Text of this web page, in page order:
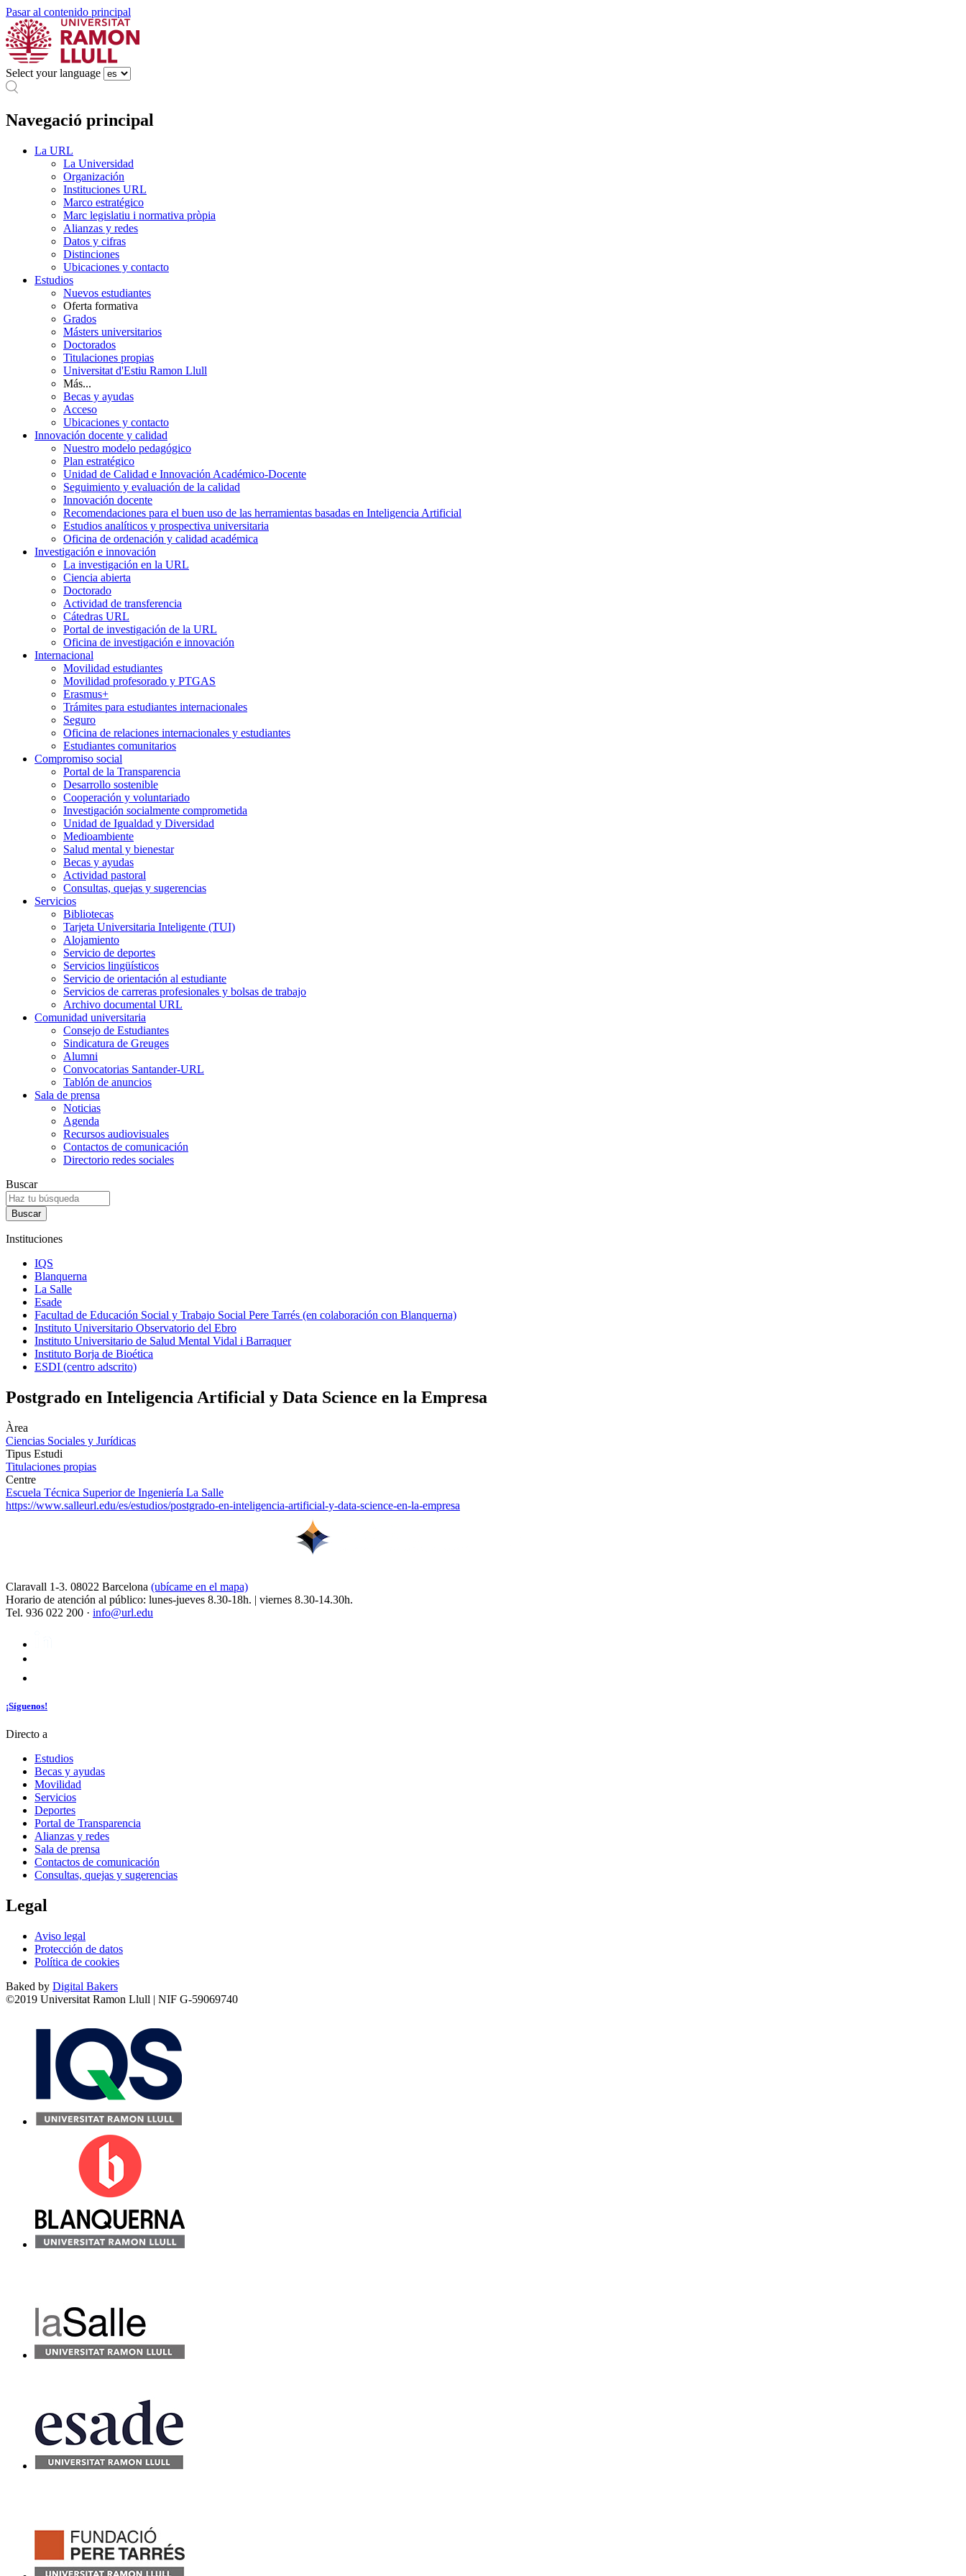
Pasar al contenido principal
Select your language
Navegació principal
La URL
La Universidad
Organización
Instituciones URL
Marco estratégico
Marc legislatiu i normativa pròpia
Alianzas y redes
Datos y cifras
Distinciones
Ubicaciones y contacto
Estudios
Nuevos estudiantes
Oferta formativa
Grados
Másters universitarios
Doctorados
Titulaciones propias
Universitat d'Estiu Ramon Llull
Más...
Becas y ayudas
Acceso
Ubicaciones y contacto
Innovación docente y calidad
Nuestro modelo pedagógico
Plan estratégico
Unidad de Calidad e Innovación Académico-Docente
Seguimiento y evaluación de la calidad
Innovación docente
Recomendaciones para el buen uso de las herramientas basadas en Inteligencia Artificial
Estudios analíticos y prospectiva universitaria
Oficina de ordenación y calidad académica
Investigación e innovación
La investigación en la URL
Ciencia abierta
Doctorado
Actividad de transferencia
Cátedras URL
Portal de investigación de la URL
Oficina de investigación e innovación
Internacional
Movilidad estudiantes
Movilidad profesorado y PTGAS
Erasmus+
Trámites para estudiantes internacionales
Seguro
Oficina de relaciones internacionales y estudiantes
Estudiantes comunitarios
Compromiso social
Portal de la Transparencia
Desarrollo sostenible
Cooperación y voluntariado
Investigación socialmente comprometida
Unidad de Igualdad y Diversidad
Medioambiente
Salud mental y bienestar
Becas y ayudas
Actividad pastoral
Consultas, quejas y sugerencias
Servicios
Bibliotecas
Tarjeta Universitaria Inteligente (TUI)
Alojamiento
Servicio de deportes
Servicios lingüísticos
Servicio de orientación al estudiante
Servicios de carreras profesionales y bolsas de trabajo
Archivo documental URL
Comunidad universitaria
Consejo de Estudiantes
Sindicatura de Greuges
Alumni
Convocatorias Santander-URL
Tablón de anuncios
Sala de prensa
Noticias
Agenda
Recursos audiovisuales
Contactos de comunicación
Directorio redes sociales
Buscar
Instituciones
IQS
Blanquerna
La Salle
Esade
Facultad de Educación Social y Trabajo Social Pere Tarrés (en colaboración con Blanquerna)
Instituto Universitario Observatorio del Ebro
Instituto Universitario de Salud Mental Vidal i Barraquer
Instituto Borja de Bioética
ESDI (centro adscrito)
Postgrado en Inteligencia Artificial y Data Science en la Empresa
Àrea
Ciencias Sociales y Jurídicas
Tipus Estudi
Titulaciones propias
Centre
Escuela Técnica Superior de Ingeniería La Salle
https://www.salleurl.edu/es/estudios/postgrado-en-inteligencia-artificial-y-data-science-en-la-empresa
Claravall 1-3. 08022 Barcelona (ubícame en el mapa)
Horario de atención al público: lunes-jueves 8.30-18h. | viernes 8.30-14.30h.
Tel. 936 022 200 · info@url.edu
¡Síguenos!
Directo a
Estudios
Becas y ayudas
Movilidad
Servicios
Deportes
Portal de Transparencia
Alianzas y redes
Sala de prensa
Contactos de comunicación
Consultas, quejas y sugerencias
Legal
Aviso legal
Protección de datos
Política de cookies
Baked by Digital Bakers
©2019 Universitat Ramon Llull | NIF G-59069740